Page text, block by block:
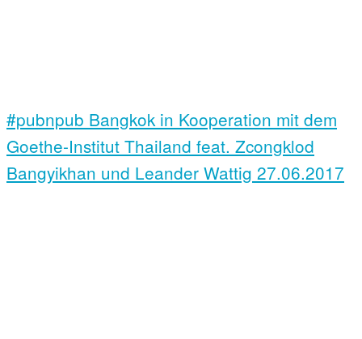
#pubnpub Bangkok in Kooperation mit dem
Goethe-Institut Thailand feat. Zcongklod
Bangyikhan und Leander Wattig 27.06.2017